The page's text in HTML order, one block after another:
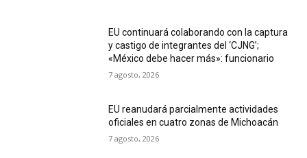
EU continuará colaborando con la captura
y castigo de integrantes del ‘CJNG’;
«México debe hacer más»: funcionario
7 agosto, 2026
EU reanudará parcialmente actividades
oficiales en cuatro zonas de Michoacán
7 agosto, 2026